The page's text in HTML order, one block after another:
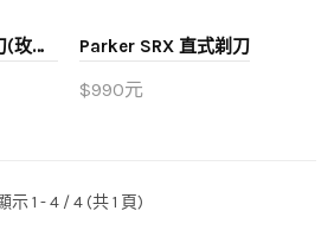
Parker SRRW 直式剃刀(玫瑰木柄) Parker SRX 直式剃刀
$990元
示 1 - 4 / 4 (共 1 頁)